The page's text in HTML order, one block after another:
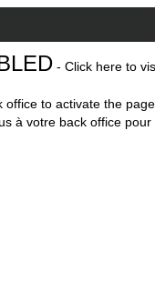
- Click here to
office to activate the
à votre back office